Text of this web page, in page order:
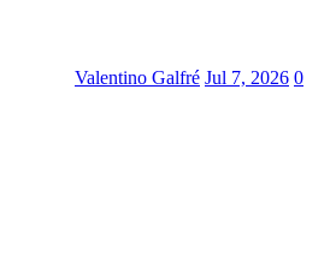
Valentino Galfré Jul 7, 2026 0